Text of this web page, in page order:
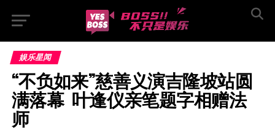
娱乐星闻
“不负如来”慈善义演吉隆坡站圆
满落幕  叶逢仪亲笔题字相赠法
师